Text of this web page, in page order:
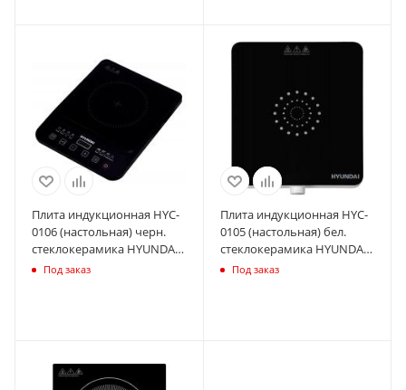
Плита индукционная HYC-
0106 (настольная) черн.
стеклокерамика HYUNDAI
1422208
Под заказ
Плита индукционная HYC-
0105 (настольная) бел.
стеклокерамика HYUNDAI
1358603
Под заказ